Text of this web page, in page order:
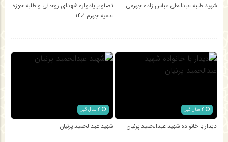
شهید طلبه عبدالعلی عباس زاده جهرمی
تصاویر یادواره شهدای روحانی و طلبه حوزه
علمیه جهرم ۱۴۰۱
4 سال قبل
دیدار با خانواده شهید عبدالحميد پرنيان شهید عبدالحميد پرنيان